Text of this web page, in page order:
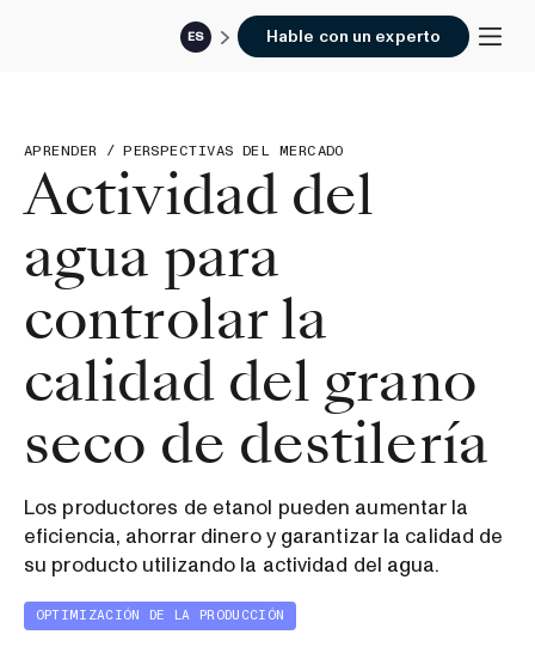
ES Hable con un experto
APRENDER / PERSPECTIVAS DEL MERCADO
Actividad del
agua para
controlar la
calidad del grano
seco de destilería
Los productores de etanol pueden aumentar la
eficiencia, ahorrar dinero y garantizar la calidad de
su producto utilizando la actividad del agua.
OPTIMIZACIÓN DE LA PRODUCCIÓN